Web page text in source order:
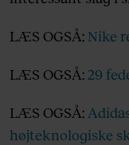
LÆS OGSÅ: Nike
LÆS OGSÅ: 29
LÆS OGSÅ:
højteknologiske